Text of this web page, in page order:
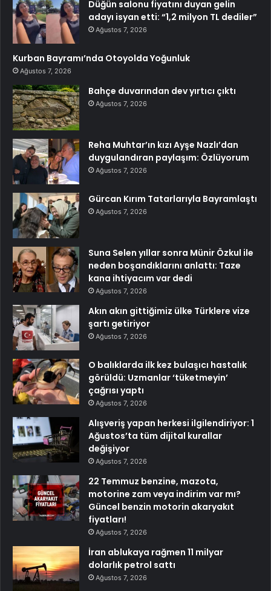
Düğün salonu fiyatını duyan gelin
adayı isyan etti: “1,2 milyon TL dediler”
Ağustos 7, 2026
Kurban Bayramı’nda Otoyolda Yoğunluk
Ağustos 7, 2026
Bahçe duvarından dev yırtıcı çıktı
Ağustos 7, 2026
Reha Muhtar’ın kızı Ayşe Nazlı’dan
duygulandıran paylaşım: Özlüyorum
Ağustos 7, 2026
Gürcan Kırım Tatarlarıyla Bayramlaştı
Ağustos 7, 2026
Suna Selen yıllar sonra Münir Özkul ile
neden boşandıklarını anlattı: Taze
kana ihtiyacım var dedi
Ağustos 7, 2026
Akın akın gittiğimiz ülke Türklere vize
şartı getiriyor
Ağustos 7, 2026
O balıklarda ilk kez bulaşıcı hastalık
görüldü: Uzmanlar ‘tüketmeyin’
çağrısı yaptı
Ağustos 7, 2026
Alışveriş yapan herkesi ilgilendiriyor: 1
Ağustos’ta tüm dijital kurallar
değişiyor
Ağustos 7, 2026
22 Temmuz benzine, mazota,
motorine zam veya indirim var mı?
Güncel benzin motorin akaryakıt
fiyatları!
Ağustos 7, 2026
İran ablukaya rağmen 11 milyar
dolarlık petrol sattı
Ağustos 7, 2026